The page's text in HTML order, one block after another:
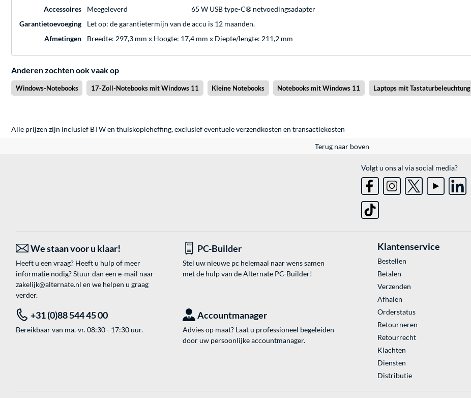
Accessoires
Meegeleverd
65 W USB type-C® netvoedingsadapter
Garantietoevoeging
Let op: de garantietermijn van de accu is 12 maanden.
Afmetingen
Breedte: 297,3 mm x Hoogte: 17,4 mm x Diepte/lengte: 211,2 mm
Anderen zochten ook vaak op
Windows-Notebooks 17-Zoll-Notebooks mit Windows 11 Kleine Notebooks Notebooks mit Windows 11 Laptops mit Tastaturbeleuchtung
Alle prijzen zijn inclusief BTW en thuiskopieheffing, exclusief eventueleverzendkosten en transactiekosten
Terug naar boven
Volgt u ons al via social media?
We staan voor u klaar!
Heeft u een vraag? Heeft u hulp of meer
informatie nodig? Stuur dan een e-mail naar
zakelijk@alternate.nl en we helpen u graag
verder.
PC-Builder
Stel uw nieuwe pc helemaal naar wens samen
met de hulp van de Alternate PC-Builder!
+31 (0)88 544 45 00
Bereikbaar van ma.-vr. 08:30 - 17:30 uur.
Accountmanager
Advies op maat? Laat u professioneel begeleiden
door uw persoonlijke accountmanager.
Klantenservice
Bestellen
Betalen
Verzenden
Afhalen
Orderstatus
Retourneren
Retourrecht
Klachten
Diensten
Distributie